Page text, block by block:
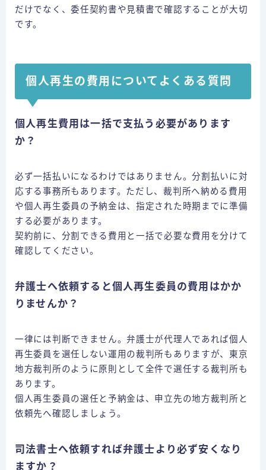
だけでなく、委任契約書や見積書で確認することが大切
です。
個人再生の費用についてよくある質問
個人再生費用は一括で支払う必要があります
か？
必ず一括払いになるわけではありません。分割払いに対
応する事務所もあります。ただし、裁判所へ納める費用
や個人再生委員の予納金は、指定された時期までに準備
する必要があります。
契約前に、分割できる費用と一括で必要な費用を分けて
確認してください。
弁護士へ依頼すると個人再生委員の費用はかか
りませんか？
一律には判断できません。弁護士が代理人であれば個人
再生委員を選任しない運用の裁判所もありますが、東京
地方裁判所のように原則として全件で選任する裁判所も
あります。
個人再生委員の選任と予納金は、申立先の地方裁判所と
依頼先へ確認しましょう。
司法書士へ依頼すれば弁護士より必ず安くなり
ますか？
借金にお悩みの方はこちら